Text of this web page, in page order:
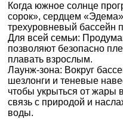
Когда южное солнце
сорок», сердцем
трехуровневый бассейн
Для всей семьи:
позволяют безопасно
плавать взрослым.
Лаунж-зона: Вокруг
шезлонги и теневые
чтобы укрыться от жары
связь с природой и
воды.